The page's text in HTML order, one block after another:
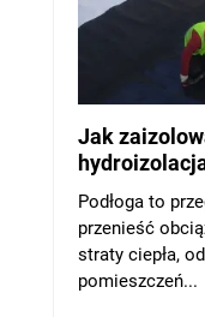
Jak
Podłoga to
przenieść
straty ciepła,
pomieszczeń...